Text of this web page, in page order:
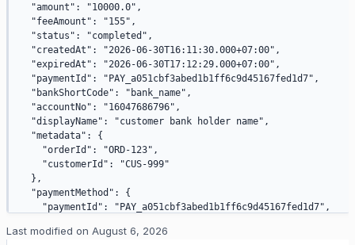
        "paymentId"
: "PAY_d2a60413161158d4ea7334957012bec1"
        "type"
: "virtual_bank_account"
        "instructions"
: {
          "bankShortCode"
: "bank_name",
          "accountNo"
: "16047686796",
          "displayName"
: "customer bank holder name"
        }
      },
      "metadata"
: {
        "orderId"
        "customerId"
: "CUS-999"
      }
    }
    "amount"
: "10000.0" ,
    "feeAmount"
: "155" ,
    "status"
: "completed" ,
    "createdAt"
: "2026-06-30T16:11:30.000+07:00" ,
    "expiredAt"
: "2026-06-30T17:12:29.000+07:00" ,
    "paymentId"
: "PAY_a051cbf3abed1b1ff6c9d45167fed1d7" ,
    "bankShortCode"
: "bank_name" ,
    "accountNo"
: "16047686796" ,
    "displayName"
: "customer bank holder name" ,
    "metadata"
: {
      "orderId"
: "ORD-123" ,
      "customerId"
:
"CUS-999"
    },
    "paymentMethod"
: {
      "paymentId"
: "PAY_a051cbf3abed1b1ff6c9d45167fed1d7" ,
      "instructions"
: {
Last modified on August 6, 2026